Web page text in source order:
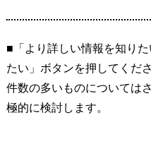
■「より詳しい情報を知り
たい」ボタンを押してくだ
件数の多いものについては
極的に検討します。